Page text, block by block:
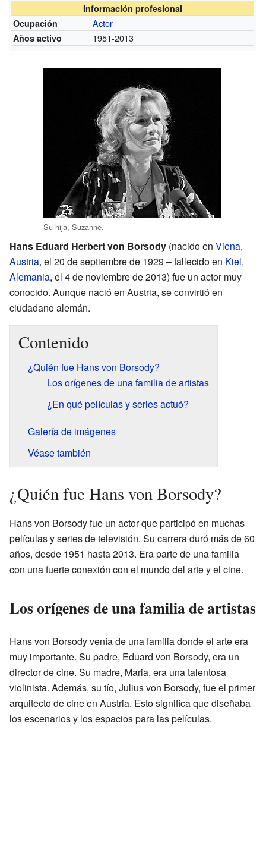
Información profesional
Ocupación
Actor
Años activo 1951-2013
Su hija, Suzanne.
Hans Eduard Herbert von Borsody (nacido en Viena,
Austria, el 20 de septiembre de 1929 – fallecido en Kiel,
Alemania, el 4 de noviembre de 2013) fue un actor muy
conocido. Aunque nació en Austria, se convirtió en
ciudadano alemán.
Contenido
¿Quién fue Hans von Borsody?
Los orígenes de una familia de artistas
¿En qué películas y series actuó?
Galería de imágenes
Véase también
¿Quién fue Hans von Borsody?
Hans von Borsody fue un actor que participó en muchas
películas y series de televisión. Su carrera duró más de 60
años, desde 1951 hasta 2013. Era parte de una familia
con una fuerte conexión con el mundo del arte y el cine.
Los orígenes de una familia de artistas
Hans von Borsody venía de una familia donde el arte era
muy importante. Su padre, Eduard von Borsody, era un
director de cine. Su madre, Maria, era una talentosa
violinista. Además, su tío, Julius von Borsody, fue el primer
arquitecto de cine en Austria. Esto significa que diseñaba
los escenarios y los espacios para las películas.